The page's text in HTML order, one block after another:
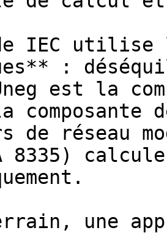
IEC utilise
:
est la
composante
de réseau
8335)
une